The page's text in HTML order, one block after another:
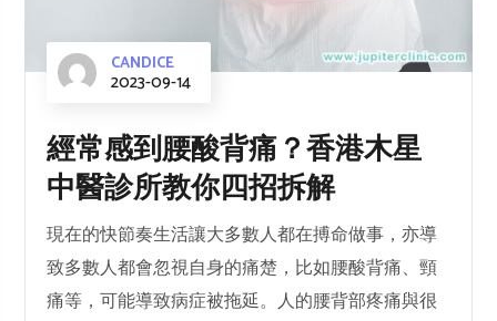
CANDICE
2023-09-14
經常感到腰酸背痛？香港木星
中醫診所教你四招拆解
現在的快節奏生活讓大多數人都在搏命做事，亦導
致多數人都會忽視自身的痛楚，比如腰酸背痛、頸
痛等，可能導致病症被拖延。人的腰背部疼痛與很